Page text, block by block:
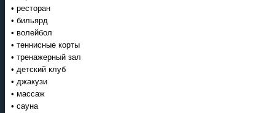
• ресторан
• бильярд
• волейбол
• теннисные корты
• тренажерный зал
• детский клуб
• джакузи
• массаж
• сауна